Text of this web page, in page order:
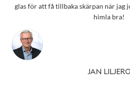
glas för att få tillbaka skärpan när jag
himla bra!
JAN